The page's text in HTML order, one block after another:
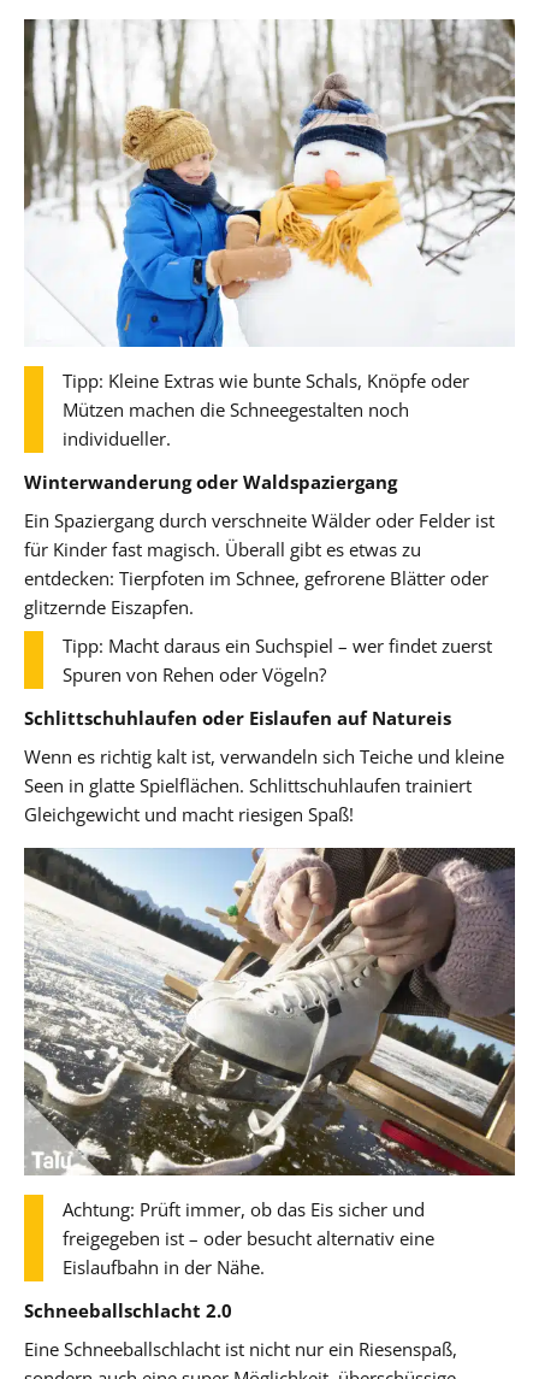
Tipp: Kleine Extras wie bunte Schals, Knöpfe oder
Mützen machen die Schneegestalten noch
individueller.
Winterwanderung oder Waldspaziergang
Ein Spaziergang durch verschneite Wälder oder Felder ist
für Kinder fast magisch. Überall gibt es etwas zu
entdecken: Tierpfoten im Schnee, gefrorene Blätter oder
glitzernde Eiszapfen.
Tipp: Macht daraus ein Suchspiel – wer findet zuerst
Spuren von Rehen oder Vögeln?
Schlittschuhlaufen oder Eislaufen auf Natureis
Wenn es richtig kalt ist, verwandeln sich Teiche und kleine
Seen in glatte Spielflächen. Schlittschuhlaufen trainiert
Gleichgewicht und macht riesigen Spaß!
Achtung: Prüft immer, ob das Eis sicher und
freigegeben ist – oder besucht alternativ eine
Eislaufbahn in der Nähe.
Schneeballschlacht 2.0
Eine Schneeballschlacht ist nicht nur ein Riesenspaß,